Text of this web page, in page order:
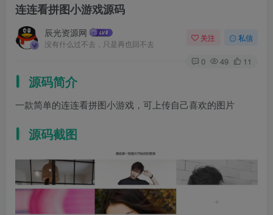
连连看拼图小游戏源码
辰光资源网
没有什么过不去，只是再也回不去
关注 私信
0 49 11
源码简介
一款简单的连连看拼图小游戏，可上传自己喜欢的图片
源码截图